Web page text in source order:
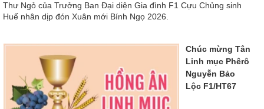
Thư Ngỏ của Trưởng Ban Đại diện Gia đình F1 Cựu Chủng sinh
Huế nhân dịp đón Xuân mới Bính Ngọ 2026.
Chúc mừng Tân
Linh mục Phêrô
Nguyễn Bảo
Lộc F1/HT67